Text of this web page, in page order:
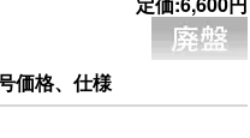
価格、仕様